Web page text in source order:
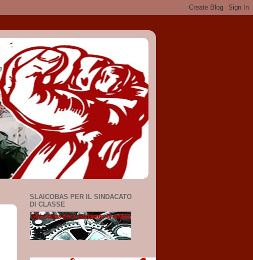
SLAICOBAS PER IL SINDACATO
DI CLASSE